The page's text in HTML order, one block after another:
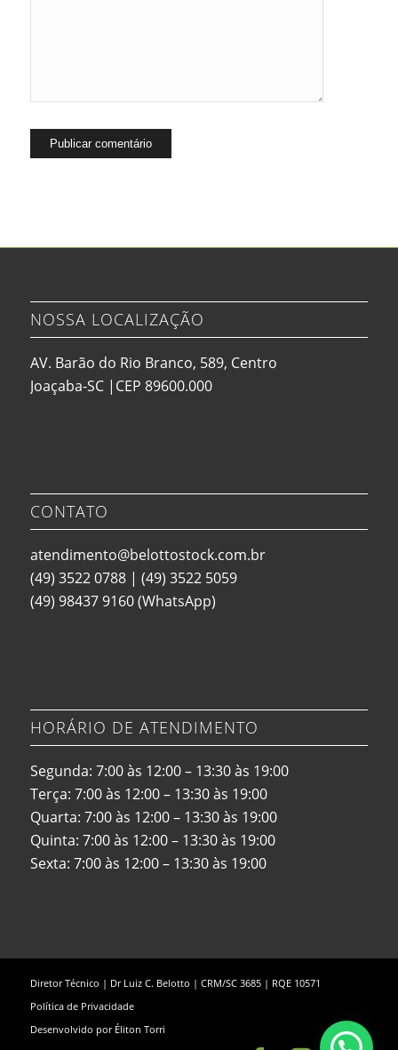
NOSSA LOCALIZAÇÃO
AV. Barão do Rio Branco, 589, Centro
Joaçaba-SC |CEP 89600.000
CONTATO
atendimento@belottostock.com.br
(49) 3522 0788| (49) 3522 5059
(49) 98437 9160(WhatsApp)
HORÁRIO DE ATENDIMENTO
Segunda: 7:00 às 12:00 – 13:30 às 19:00
Terça: 7:00 às 12:00 – 13:30 às 19:00
Quarta: 7:00 às 12:00 – 13:30 às 19:00
Quinta: 7:00 às 12:00 – 13:30 às 19:00
Sexta: 7:00 às 12:00 – 13:30 às 19:00
Diretor Técnico | Dr Luiz C. Belotto | CRM/SC 3685 | RQE 10571
Política de Privacidade
Desenvolvido por Éliton Torri